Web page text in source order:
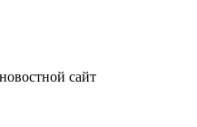
сайт